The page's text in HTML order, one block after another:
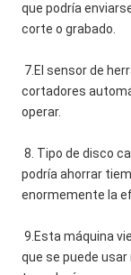
que podría
corte o grabado.
7.El sensor de
cortadores
operar.
8. Tipo de disco
podría ahorrar
enormemente la
9.Esta máquina
que se puede